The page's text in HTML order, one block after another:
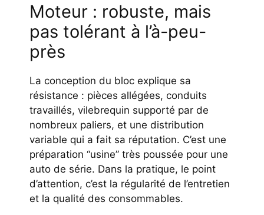
Moteur : robuste, mais
pas tolérant à l’à-peu-
près
La conception du bloc explique sa
résistance : pièces allégées, conduits
travaillés, vilebrequin supporté par de
nombreux paliers, et une distribution
variable qui a fait sa réputation. C’est une
préparation “usine” très poussée pour une
auto de série. Dans la pratique, le point
d’attention, c’est la régularité de l’entretien
et la qualité des consommables.